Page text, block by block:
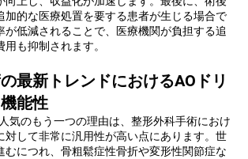
加的な医療処置を要する患者が生じる場合で
が低減されることで、医療機関が負担する追
も抑制されます。
最新トレンドにおけるAOドリ
能性
気のもう一つの理由は、整形外科手術におけ
対して非常に汎用性が高い点にあります。世
むにつれ、骨粗鬆症性骨折や変形性関節症な